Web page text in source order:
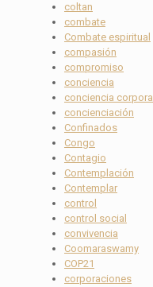
coltan
combate
Combate espiritual
compasión
compromiso
conciencia
conciencia corporal
concienciación
Confinados
Congo
Contagio
Contemplación
Contemplar
control
control social
convivencia
Coomaraswamy
COP21
corporaciones